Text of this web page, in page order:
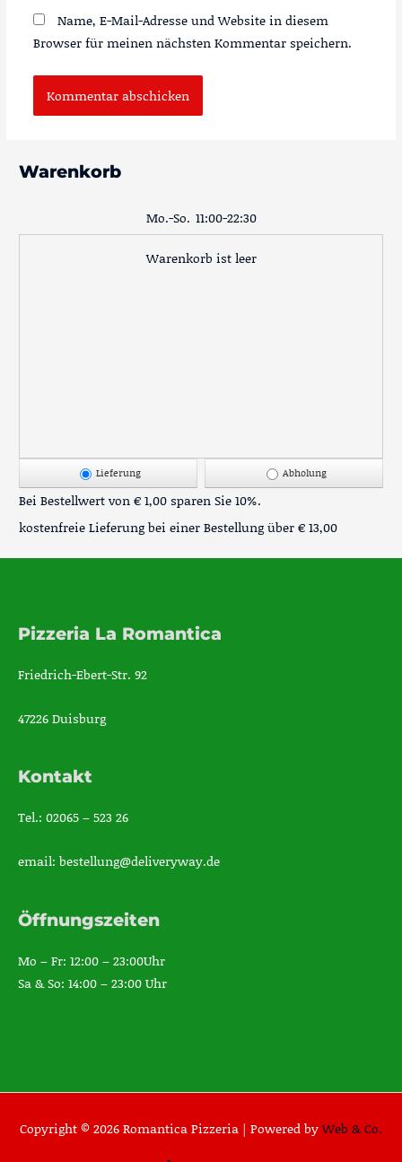
Name, E-Mail-Adresse und Website in diesem
Browser für meinen nächsten Kommentar speichern.
Warenkorb
Mo.-So. 11:00-22:30
Warenkorb ist leer
Lieferung Abholung
Bei Bestellwert von € 1,00 sparen Sie 10%.
kostenfreie Lieferung bei einer Bestellung über€ 13,00
Pizzeria La Romantica
Friedrich-Ebert-Str. 92
47226 Duisburg
Kontakt
Tel.: 02065 – 523 26
email: bestellung@deliveryway.de
Öffnungszeiten
Mo – Fr: 12:00 – 23:00Uhr
Sa & So: 14:00 – 23:00 Uhr
Copyright © 2026 Romantica Pizzeria | Powered byWeb & Co.